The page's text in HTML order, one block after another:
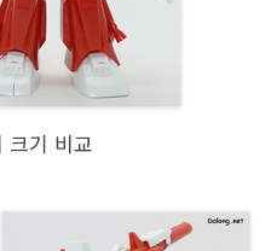
크기 비교